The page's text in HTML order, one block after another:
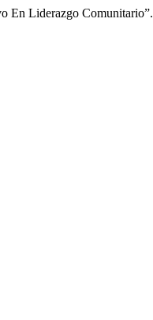
En Liderazgo Comunitario”.